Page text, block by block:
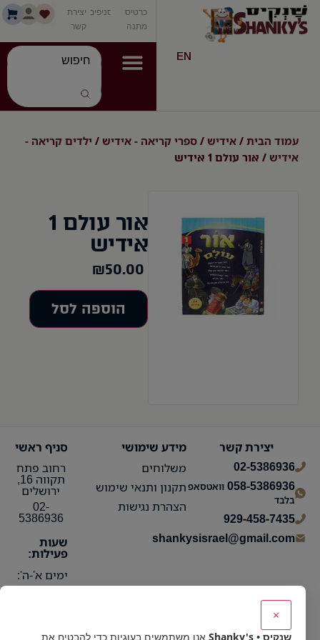
EN
כרטיס
מתנה
סניפים יצירת
קשר
עמוד הבית / אידיש / ספרי קריאה - אידיש / ילדים קריאה -
אידיש / אור עולם 1 אידיש
אור עולם 1
אידיש
₪50.00
הוספה לסל
מידע שימושי
משלוחים
תקנון ותנאי שימוש
הצהרת נגישות
סניף ראשי
רחוב פתח
תקווה 16,
ירושלים
02-
5386936
שעות
פעילות:
ימים א'-ה':
יצירת קשר
02-5386936
058-5386936 וואטסאפ
בלבד
929-458-7435
shankysisrael@gmail.com
×
שנקיס • Shanky's אנו משתמשים בעוגיות כדי להבטיח את